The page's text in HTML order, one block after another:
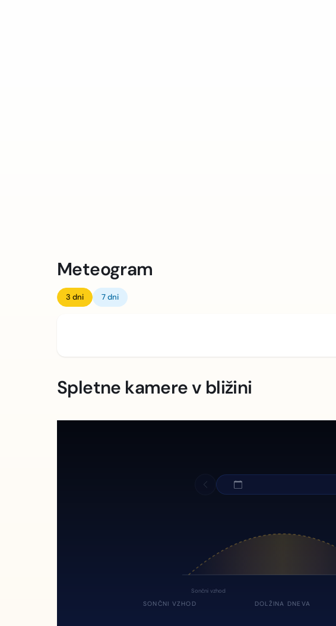
Meteogram
3 dni 7 dni
Spletne kamere v bližini
Sončni vzhod
SONČNI VZHOD DOLŽINA DNEVA